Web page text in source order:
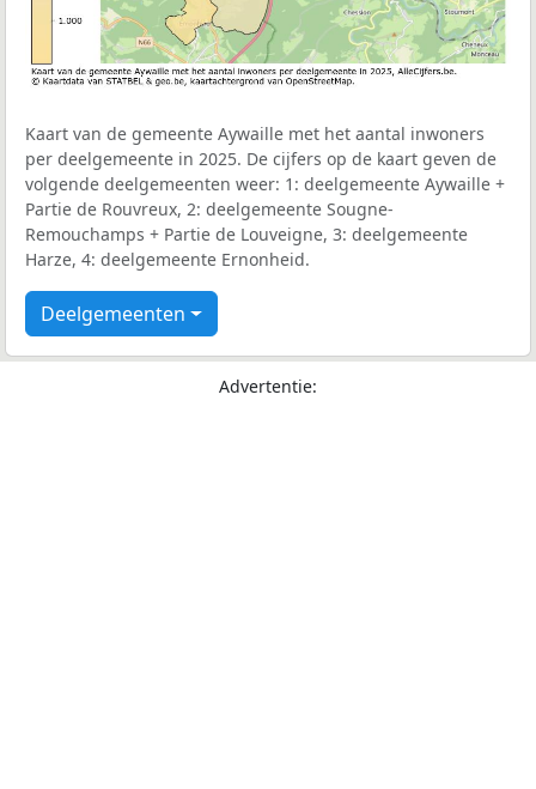
Kaart van de gemeente Aywaille met het aantal inwoners
per deelgemeente in 2025. De cijfers op de kaart geven de
volgende deelgemeenten weer: 1: deelgemeente Aywaille +
Partie de Rouvreux, 2: deelgemeente Sougne-
Remouchamps + Partie de Louveigne, 3: deelgemeente
Harze, 4: deelgemeente Ernonheid.
Deelgemeenten
Advertentie: